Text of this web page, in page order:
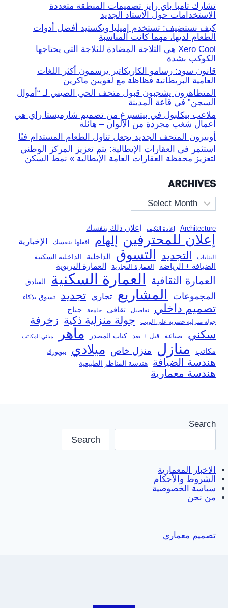
تشارك تامبا باي رايز تصميمات المنطقة متعددة
الاستخدامات حول الاستاد الجديد
كيف نستضيف: تستخدم إميليا ويكستيد أفضل أدوات
الطعام لديها، مهما كانت المناسبة
Xero Cool هي الثلاجة المضادة للثلاجة التي يحتاجها
الكوكب بشدة
قانون سود: رسامو الكاريكاتير يرسمون أكثر اللغات
العامية البريطانية فظاظة مع لغويين ماكرين
المتظاهرون يشجبون قبول متحف الحي الصيني لـ “أموال
السجن” في قاعة المدينة
ملاعب بيكلبول في بيتسبرغ من تصميم شارميستا راي هي
أعمال شغب مجردة من الألوان – هائلة
أوبيرون المتحف الجديد يجعل تناول الطعام المستدام فنًا
استثمر في العقارات الإيطالية: يتم تعزيز المركز الوطني
لتعزيز محفظة العقارات العامة الإيطالية » نمط السكن
ARCHIVES
Archives
Architecture إعادة التكيف إعلان ذلك بنفسك
إعلان للمحترفين إلهام افعلها بنفسك الإخبارية
البنايات التجديد التسوق الداخلية الداخلية السكنية
الضيافة + الرياضة العمارة التجارية العمارة التربوية
العمارة الثقافية العمارة السكنية الفنادق
المجموعات المشاريع تجاري تجديد تسوق بذكاء
تصميم داخلي تفاصيل ثقافي جامعة جناح
جولة منزلية حصرية على الويب جولة منزلية ذكية زخرفة
سكني صناعة قبل + بعد كتاب المصدر ماهر مباني المكاتب
مكاتب منازل منزل خاص ميلادي نيويورك
هندسة الضيافة هندسة المناظر الطبيعية
هندسة معمارية
Search
Search
الاخبار المعمارية
الشروط والأحكام
سياسة الخصوصية
من نحن
تصميم معماري